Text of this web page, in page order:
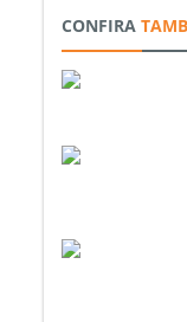
CONFIRA